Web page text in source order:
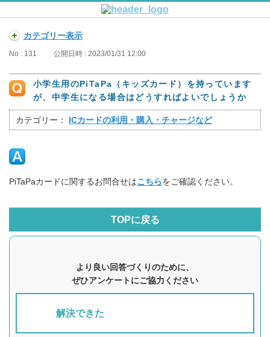
カテゴリー表示
No : 131 公開日時 : 2023/01/31 12:00
小学生用のPiTaPa（キッズカード）を持っています
が、中学生になる場合はどうすればよいでしょうか
カテゴリー： ICカードの利用・購入・チャージなど
PiTaPaカードに関するお問合せはこちらをご確認ください。
TOPに戻る
より良い回答づくりのために、
ぜひアンケートにご協力ください
解決できた